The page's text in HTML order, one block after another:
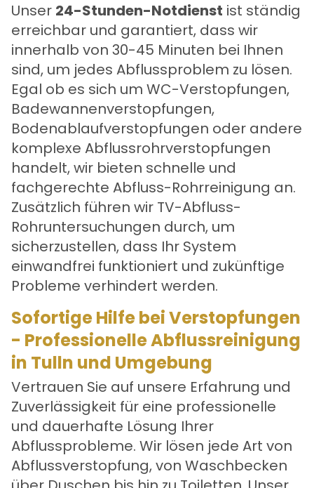
Unser 24-Stunden-Notdienst ist ständig
erreichbar und garantiert, dass wir
innerhalb von 30-45 Minuten bei Ihnen
sind, um jedes Abflussproblem zu lösen.
Egal ob es sich um WC-Verstopfungen,
Badewannenverstopfungen,
Bodenablaufverstopfungen oder andere
komplexe Abflussrohrverstopfungen
handelt, wir bieten schnelle und
fachgerechte Abfluss-Rohrreinigung an.
Zusätzlich führen wir TV-Abfluss-
Rohruntersuchungen durch, um
sicherzustellen, dass Ihr System
einwandfrei funktioniert und zukünftige
Probleme verhindert werden.
Sofortige Hilfe bei Verstopfungen
- Professionelle Abflussreinigung
in Tulln und Umgebung
Vertrauen Sie auf unsere Erfahrung und
Zuverlässigkeit für eine professionelle
und dauerhafte Lösung Ihrer
Abflussprobleme. Wir lösen jede Art von
Abflussverstopfung, von Waschbecken